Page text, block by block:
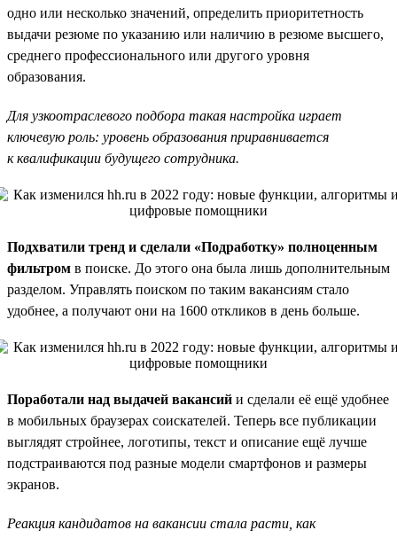
одно или несколько значений, определить приоритетность
выдачи резюме по указанию или наличию в резюме высшего,
среднего профессионального или другого уровня
образования.
Для узкоотраслевого подбора такая настройка играет
ключевую роль: уровень образования приравнивается
к квалификации будущего сотрудника.
Подхватили тренд и сделали «Подработку» полноценным
фильтром в поиске. До этого она была лишь дополнительным
разделом. Управлять поиском по таким вакансиям стало
удобнее, а получают они на 1600 откликов в день больше.
Поработали над выдачей вакансий и сделали её ещё удобнее
в мобильных браузерах соискателей. Теперь все публикации
выглядят стройнее, логотипы, текст и описание ещё лучше
подстраиваются под разные модели смартфонов и размеры
экранов.
Реакция кандидатов на вакансии стала расти, как